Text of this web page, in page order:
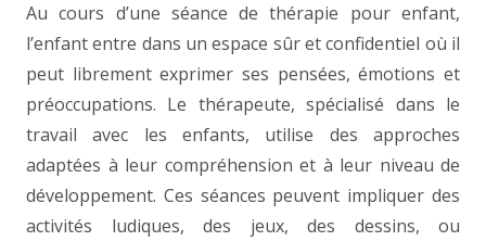
Au cours d’une séance de thérapie pour enfant,
l’enfant entre dans un espace sûr et confidentiel où il
peut librement exprimer ses pensées, émotions et
préoccupations. Le thérapeute, spécialisé dans le
travail avec les enfants, utilise des approches
adaptées à leur compréhension et à leur niveau de
développement. Ces séances peuvent impliquer des
activités ludiques, des jeux, des dessins, ou